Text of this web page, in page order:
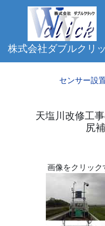
株式会社ダブルクリ
センサー設
天塩川改修工
尻
画像をクリック